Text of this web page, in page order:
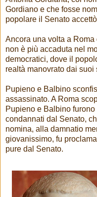
Gordiano e che fosse
popolare il Senato
Ancora una volta a
non è più accaduta nel
democratici, dove il
realtà manovrato dai suoi
Pupieno e Balbino
assassinato. A Roma
Pupieno e Balbino
condannati dal Senato,
nomina, alla damnatio
giovanissimo, fu
pure dal Senato.